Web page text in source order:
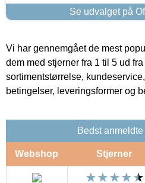
Se udvalget på
Vi har gennemgået de mest
dem med stjerner fra 1 til 5 ud
sortimentstørrelse,
betingelser, leveringsformer og
Bedst
Webshop Stjerner